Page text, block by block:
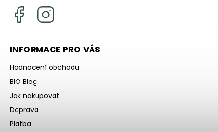
INFORMACE PRO VÁS
Hodnocení obchodu
BIO Blog
Jak nakupovat
Doprava
Platba